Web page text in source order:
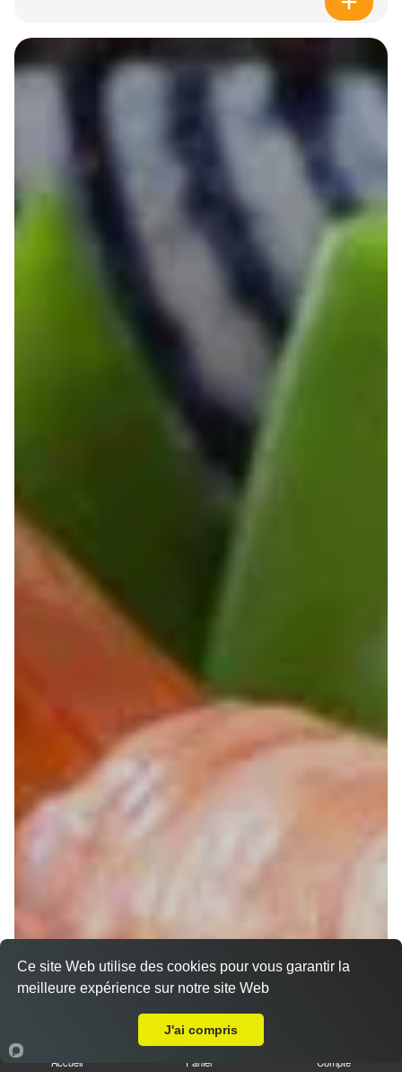
Chirashi
Accueil Panier Compte
Ce site Web utilise des cookies pour vous garantir la
meilleure expérience sur notre site Web
J'ai compris